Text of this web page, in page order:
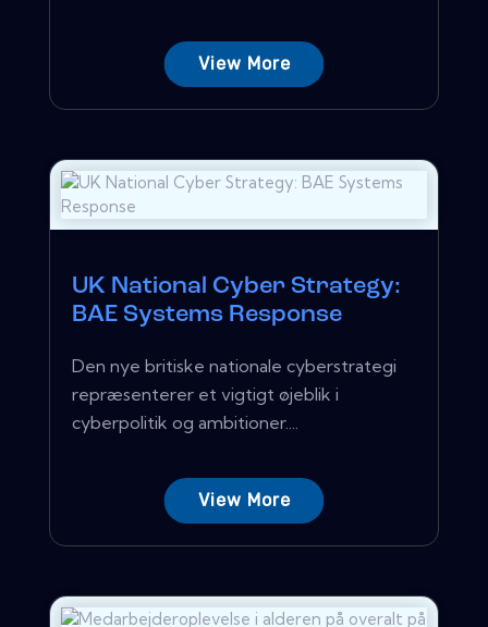
View More
UK National Cyber ​​Strategy:
BAE Systems Response
Den nye britiske nationale cyberstrategi
repræsenterer et vigtigt øjeblik i
cyberpolitik og ambitioner....
View More